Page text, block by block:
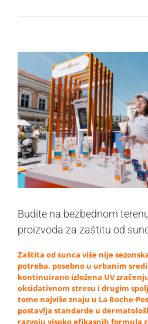
Larger
Image
Budite na bezbednom
proizvoda za zaštitu od
Zaštita od sunca više nije
potreba, posebno u urbanim
kontinuirano izložena UV
oksidativnom stresu i drugim
tome najviše znaju u La Roche-
postavlja standarde u
razvoju visoko efikasnih formula